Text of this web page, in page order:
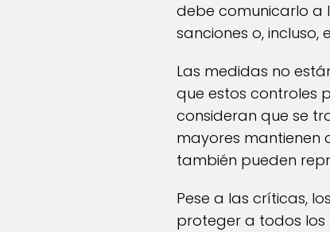
debe comunicarlo a
sanciones o, incluso,
Las medidas no
que estos controles
consideran que se
mayores mantienen
también pueden
Pese a las críticas,
proteger a todos los